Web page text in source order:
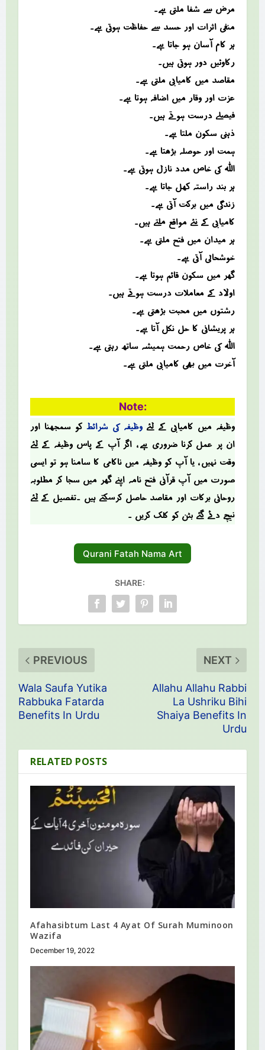
مرض سے شفا ملتی ہے۔
منفی اثرات اور حسد سے حفاظت ہوتی ہے۔
ہر کام آسان ہو جاتا ہے۔
رکاوٹیں دور ہوتی ہیں۔
مقاصد میں کامیابی ملتی ہے۔
عزت اور وقار میں اضافہ ہوتا ہے۔
فیصلے درست ہوتے ہیں۔
ذہنی سکون ملتا ہے۔
ہمت اور حوصلہ بڑھتا ہے۔
اللہ کی خاص مدد نازل ہوتی ہے۔
ہر بند راستہ کھل جاتا ہے۔
زندگی میں برکت آتی ہے۔
کامیابی کے نئے مواقع ملتے ہیں۔
ہر میدان میں فتح ملتی ہے۔
خوشحالی آتی ہے۔
گھر میں سکون قائم ہوتا ہے۔
اولاد کے معاملات درست ہوتے ہیں۔
رشتوں میں محبت بڑھتی ہے۔
ہر پریشانی کا حل نکل آتا ہے۔
اللہ کی خاص رحمت ہمیشہ ساتھ رہتی ہے۔
آخرت میں بھی کامیابی ملتی ہے۔
Note:
وظیفہ میں کامیابی کے لئے وظیفہ کی شرائط کو سمجھنا اور
ان پر عمل کرنا ضروری ہے ، اگر آپ کے پاس وظیفہ کے لئے
وقت نہیں ، یا آپ کو وظیفہ میں ناکامی کا سامنا ہو تو ایسی
صؤرت میں آپ قرآنی فتح نامہ اپنے گھر میں سجا کر مطلوبہ
روحانی برکات اور مقاصد حاصل کرسکتے ہیں ۔تفصیل کے لئے
نیچے دئے گئے بٹن کو کلک کریں ۔
Qurani Fatah Nama Art
SHARE:
PREVIOUS
Wala Saufa Yutika
Rabbuka Fatarda
Benefits In Urdu
NEXT
Allahu Allahu Rabbi
La Ushriku Bihi
Shaiya Benefits In
Urdu
RELATED POSTS
Afahasibtum Last 4 Ayat Of Surah Muminoon
Wazifa
December 19, 2022